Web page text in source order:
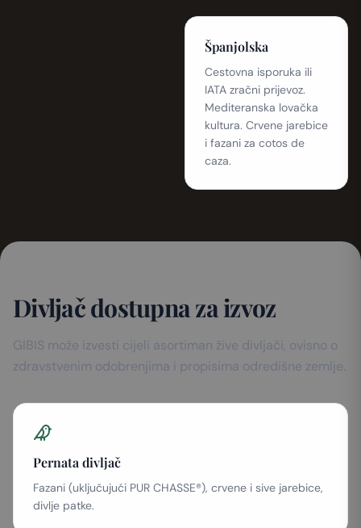
Španjolska
Cestovna isporuka ili
IATA zračni prijevoz.
Mediteranska lovačka
kultura. Crvene jarebice
i fazani za cotos de
caza.
Divljač dostupna za izvoz
GIBIS može izvesti cijeli asortiman žive divljači, ovisno o
zdravstvenim odobrenjima i propisima odredišne zemlje.
Pernata divljač
Fazani (uključujući PUR CHASSE®), crvene i sive jarebice,
divlje patke.